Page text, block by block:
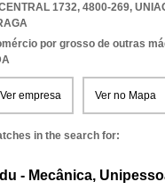
1732, 4800-269,
por grosso de outras
Ver empresa Ver no Mapa
in the search for:
- Mecânica,